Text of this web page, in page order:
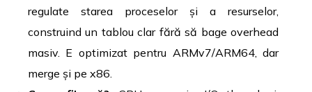
regulate starea proceselor și a resurselor,
construind un tablou clar fără să bage overhead
masiv. E optimizat pentru ARMv7/ARM64, dar
merge și pe x86.